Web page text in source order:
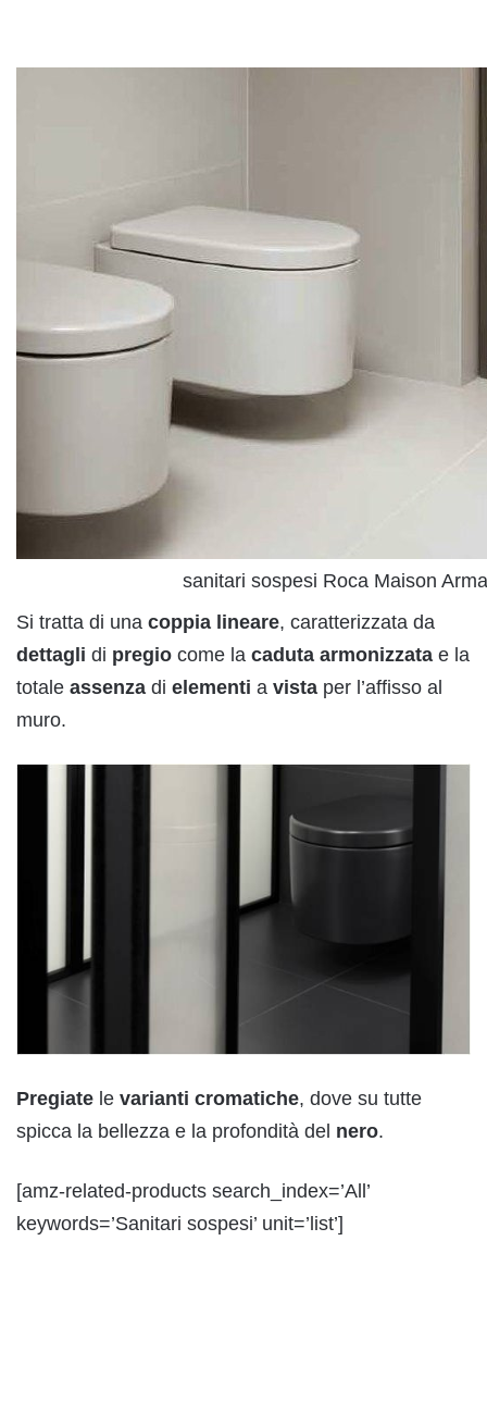
sanitari sospesi Roca Maison
Si tratta di una coppia lineare, caratterizzata da
dettagli di pregio come la caduta armonizzata e la
totale assenza di elementi a vista per l’affisso al
muro.
Pregiate le varianti cromatiche, dove su tutte
spicca la bellezza e la profondità del nero.
[amz-related-products search_index=’All’
keywords=’Sanitari sospesi’ unit=’list’]